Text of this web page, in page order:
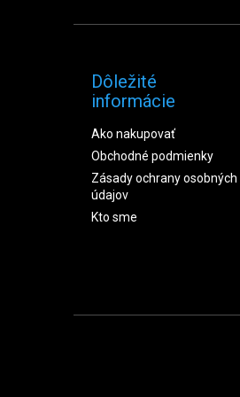
Dôležité
informácie
Ako nakupovať
Obchodné podmienky
Zásady ochrany osobných
údajov
Kto sme